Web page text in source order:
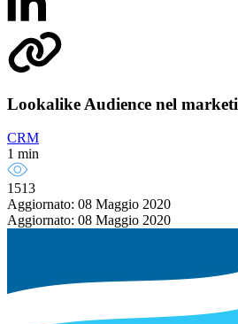
Lookalike Audience nel
CRM
1 min
1513
Aggiornato: 08 Maggio 2020
Aggiornato: 08 Maggio 2020